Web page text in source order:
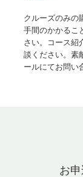
クルーズのみの
手間のかかるこ
さい。コース紹
談ください。素
ールにてお問い
お